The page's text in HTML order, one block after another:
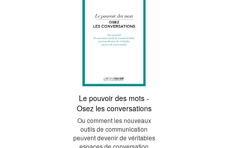
Le pouvoir des mots -
Osez les conversations
Ou comment les nouveaux
outils de communication
peuvent devenir de véritables
espaces de conversation